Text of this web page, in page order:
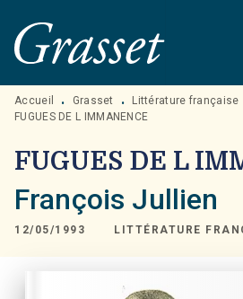
MENU RECHERCHE
PIED DE PAGE
Accueil • Grasset • Littérature française
FUGUES DE L IMMANENCE
FUGUES DE L
François Jullien
12/05/1993 LITTÉRATURE